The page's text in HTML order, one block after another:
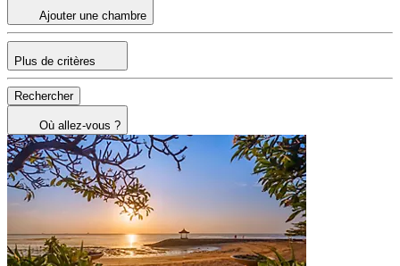
Ajouter une chambre
Plus de critères
Rechercher
Où allez-vous ?